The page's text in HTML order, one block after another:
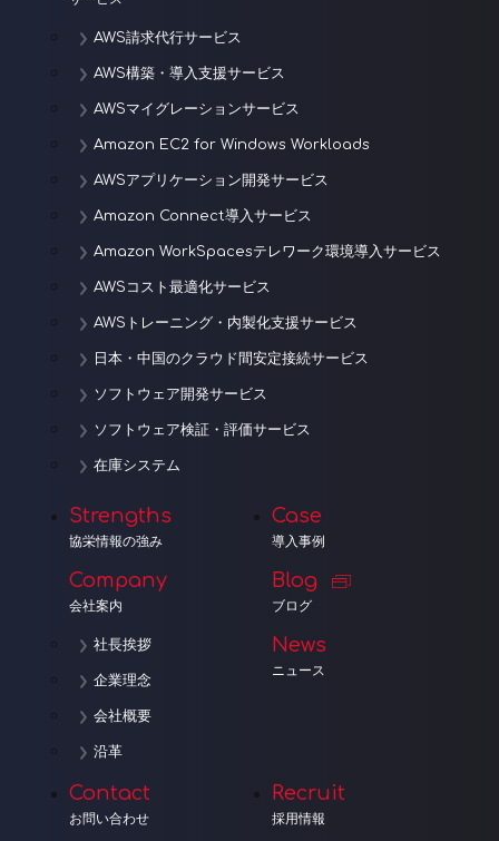
AWS請求代行サービス
AWS構築・導入支援サービス
AWSマイグレーションサービス
Amazon EC2 for Windows Workloads
AWSアプリケーション開発サービス
Amazon Connect導入サービス
Amazon WorkSpacesテレワーク環境導入サービス
AWSコスト最適化サービス
AWSトレーニング・内製化支援サービス
日本・中国のクラウド間安定接続サービス
ソフトウェア開発サービス
ソフトウェア検証・評価サービス
在庫システム
Strengths
協栄情報の強み
Company
会社案内
社長挨拶
企業理念
会社概要
沿革
Case
導入事例
Blog
ブログ
News
ニュース
Contact
お問い合わせ
Recruit
採用情報